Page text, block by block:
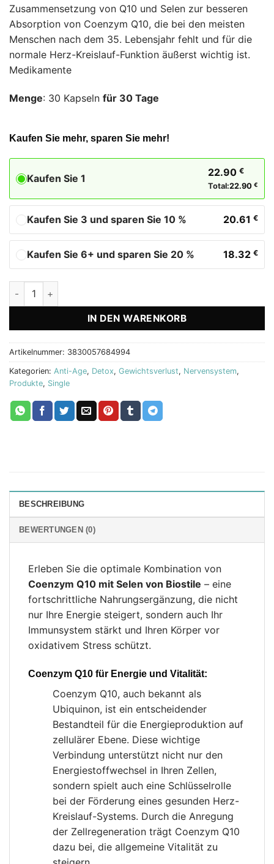
Zusammensetzung von Q10 und Selen zur besseren
Absorption von Coenzym Q10, die bei den meisten
Menschen nach dem 35. Lebensjahr fehlt und für die
normale Herz-Kreislauf-Funktion äußerst wichtig ist.
Medikamente
Menge: 30 Kapseln für 30 Tage
Kaufen Sie mehr, sparen Sie mehr!
Kaufen Sie 1 22.90 €
Total:22.90 €
Kaufen Sie 3 und sparen Sie 10 % 20.61 €
Kaufen Sie 6+ und sparen Sie 20 % 18.32 €
Coenzym Q10 mit Selen Biostile Menge
IN DEN WARENKORB
Artikelnummer: 3830057684994
Kategorien: Anti-Age, Detox, Gewichtsverlust, Nervensystem,
Produkte, Single
BESCHREIBUNG
BEWERTUNGEN (0)
Erleben Sie die optimale Kombination von
Coenzym Q10 mit Selen von Biostile – eine
fortschrittliche Nahrungsergänzung, die nicht
nur Ihre Energie steigert, sondern auch Ihr
Immunsystem stärkt und Ihren Körper vor
oxidativem Stress schützt.
Coenzym Q10 für Energie und Vitalität:
Coenzym Q10, auch bekannt als
Ubiquinon, ist ein entscheidender
Bestandteil für die Energieproduktion auf
zellulärer Ebene. Diese wichtige
Verbindung unterstützt nicht nur den
Energiestoffwechsel in Ihren Zellen,
sondern spielt auch eine Schlüsselrolle
bei der Förderung eines gesunden Herz-
Kreislauf-Systems. Durch die Anregung
der Zellregeneration trägt Coenzym Q10
dazu bei, die allgemeine Vitalität zu